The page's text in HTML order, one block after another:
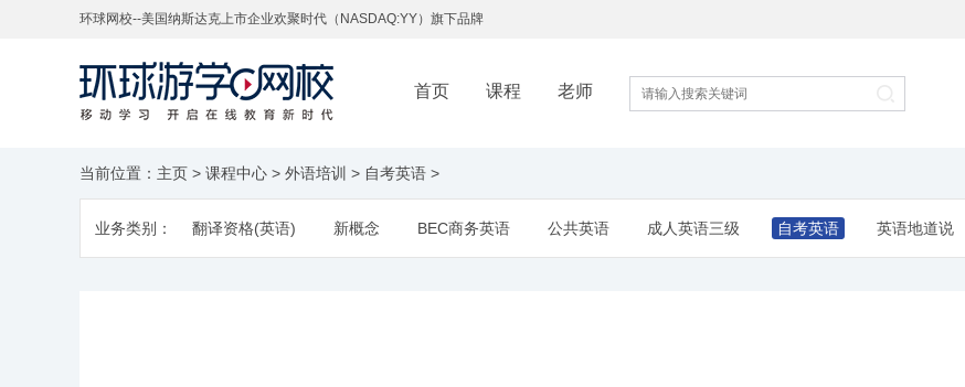
环球网校--美国纳斯达克上市企业欢聚时代（NASDAQ:YY）旗下品牌
首页 课程 老师
当前位置： 主页 > 课程中心 > 外语培训 > 自考英语 >
业务类别： 翻译资格(英语) 新概念 BEC商务英语 公共英语 成人英语三级 自考英语 英语地道说